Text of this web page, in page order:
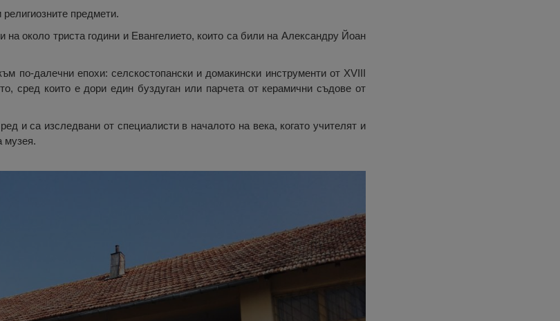
предмети.
на около триста години и Евангелието, които са били на Александру Йоан
по-далечни епохи: селскостопански и домакински инструменти от XVIII
сред които е дори един буздуган или парчета от керамични съдове от
и са изследвани от специалисти в началото на века, когато учителят и
музея.